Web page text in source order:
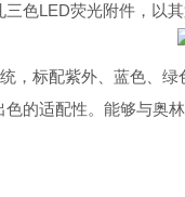
色LED荧光附件，以
，标配紫外、蓝色、
的适配性。能够与奥